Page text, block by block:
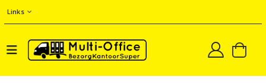
Links